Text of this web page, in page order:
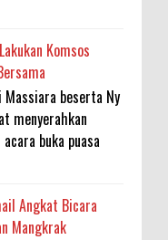
Komsos
Massiara beserta Ny
menyerahkan
buka puasa
Angkat Bicara
Mangkrak